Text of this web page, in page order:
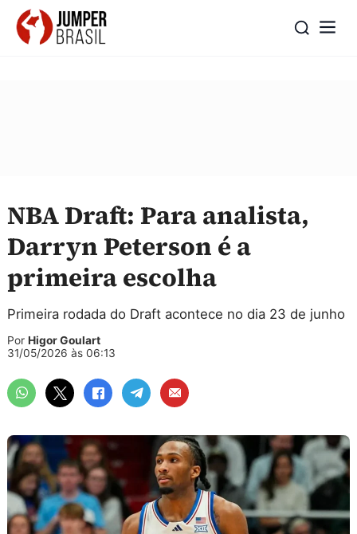
NBA Draft: Para analista,
Darryn Peterson é a
primeira escolha
Primeira rodada do Draft acontece no dia 23 de junho
Por Higor Goulart
31/05/2026 às 06:13